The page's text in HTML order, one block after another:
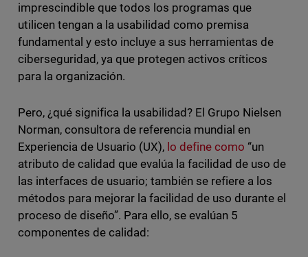
imprescindible que todos los programas que
utilicen tengan a la usabilidad como premisa
fundamental y esto incluye a sus herramientas de
ciberseguridad, ya que protegen activos críticos
para la organización.
Pero, ¿qué significa la usabilidad? El Grupo Nielsen
Norman, consultora de referencia mundial en
Experiencia de Usuario (UX), lo define como “un
atributo de calidad que evalúa la facilidad de uso de
las interfaces de usuario; también se refiere a los
métodos para mejorar la facilidad de uso durante el
proceso de diseño”. Para ello, se evalúan 5
componentes de calidad: